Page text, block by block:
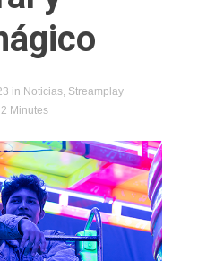
in Noticias, Streamplay
Minutes